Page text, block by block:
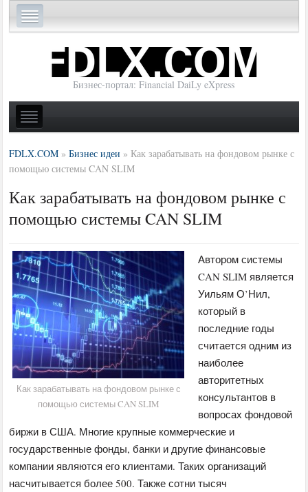
Бизнес-портал: Financial DaiLy eXpress
FDLX.COM »Бизнес идеи »Как зарабатывать на фондовом рынке с
помощью системы CAN SLIM
Как зарабатывать на фондовом рынке с
помощью системы CAN SLIM
Как зарабатывать на фондовом рынке с
помощью системы CAN SLIM
Автором системы
CAN SLIM является
Уильям О’Нил,
который в
последние годы
считается одним из
наиболее
авторитетных
консультантов в
вопросах фондовой
биржи в США. Многие крупные коммерческие и
государственные фонды, банки и другие финансовые
компании являются его клиентами. Таких организаций
насчитывается более 500. Также сотни тысяч